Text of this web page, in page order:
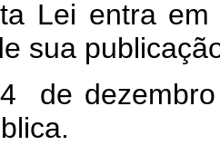
Lei entra em
sua
de